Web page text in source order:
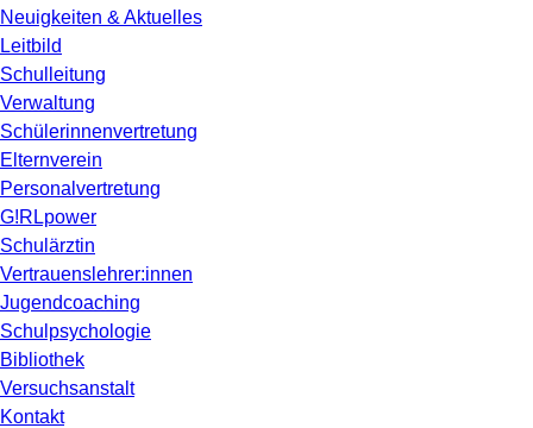
Neuigkeiten & Aktuelles
Leitbild
Schulleitung
Verwaltung
Schülerinnenvertretung
Elternverein
Personalvertretung
G!RLpower
Schulärztin
Vertrauenslehrer:innen
Jugendcoaching
Schulpsychologie
Bibliothek
Versuchsanstalt
Kontakt